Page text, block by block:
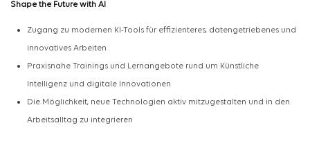
Shape the Future with AI
Zugang zu modernen KI-Tools für effizienteres, datengetriebenes und
innovatives Arbeiten
Praxisnahe Trainings und Lernangebote rund um Künstliche
Intelligenz und digitale Innovationen
Die Möglichkeit, neue Technologien aktiv mitzugestalten und in den
Arbeitsalltag zu integrieren